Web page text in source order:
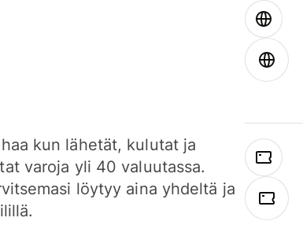
kun lähetät, kulutat ja
varoja yli 40 valuutassa.
löytyy aina yhdeltä ja